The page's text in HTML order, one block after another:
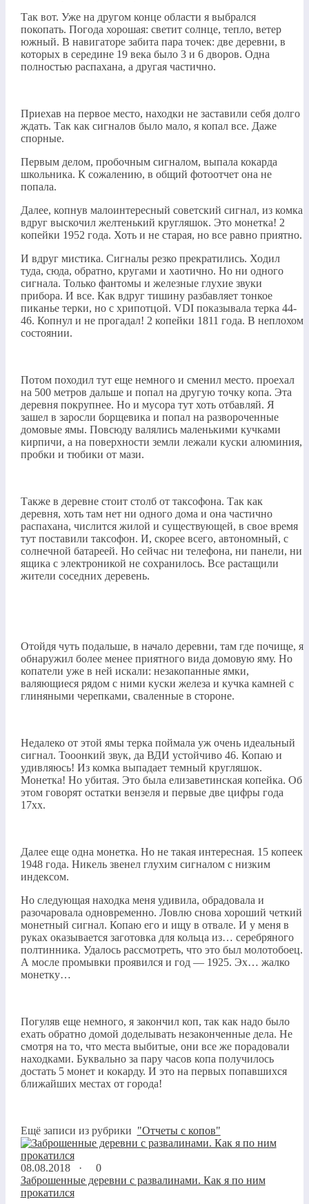
Так вот. Уже на другом конце области я выбрался
покопать. Погода хорошая: светит солнце, тепло, ветер
южный. В навигаторе забита пара точек: две деревни, в
которых в середине 19 века было 3 и 6 дворов. Одна
полностью распахана, а другая частично.
Приехав на первое место, находки не заставили себя долго
ждать. Так как сигналов было мало, я копал все. Даже
спорные.
Первым делом, пробочным сигналом, выпала кокарда
школьника. К сожалению, в общий фотоотчет она не
попала.
Далее, копнув малоинтересный советский сигнал, из комка
вдруг выскочил желтенький кругляшок. Это монетка! 2
копейки 1952 года. Хоть и не старая, но все равно приятно.
И вдруг мистика. Сигналы резко прекратились. Ходил
туда, сюда, обратно, кругами и хаотично. Но ни одного
сигнала. Только фантомы и железные глухие звуки
прибора. И все. Как вдруг тишину разбавляет тонкое
пиканье терки, но с хрипотцой. VDI показывала терка 44-
46. Копнул и не прогадал! 2 копейки 1811 года. В неплохом
состоянии.
Потом походил тут еще немного и сменил место. проехал
на 500 метров дальше и попал на другую точку копа. Эта
деревня покрупнее. Но и мусора тут хоть отбавляй. Я
зашел в заросли борщевика и попал на развороченные
домовые ямы. Повсюду валялись маленькими кучками
кирпичи, а на поверхности земли лежали куски алюминия,
пробки и тюбики от мази.
Также в деревне стоит столб от таксофона. Так как
деревня, хоть там нет ни одного дома и она частично
распахана, числится жилой и существующей, в свое время
тут поставили таксофон. И, скорее всего, автономный, с
солнечной батареей. Но сейчас ни телефона, ни панели, ни
ящика с электроникой не сохранилось. Все растащили
жители соседних деревень.
Отойдя чуть подальше, в начало деревни, там где почище, я
обнаружил более менее приятного вида домовую яму. Но
копатели уже в ней искали: незакопанные ямки,
валяющиеся рядом с ними куски железа и кучка камней с
глиняными черепками, сваленные в стороне.
Недалеко от этой ямы терка поймала уж очень идеальный
сигнал. Тооонкий звук, да ВДИ устойчиво 46. Копаю и
удивляюсь! Из комка выпадает темный кругляшок.
Монетка! Но убитая. Это была елизаветинская копейка. Об
этом говорят остатки вензеля и первые две цифры года
17хх.
Далее еще одна монетка. Но не такая интересная. 15 копеек
1948 года. Никель звенел глухим сигналом с низким
индексом.
Но следующая находка меня удивила, обрадовала и
разочаровала одновременно. Ловлю снова хороший четкий
монетный сигнал. Копаю его и ищу в отвале. И у меня в
руках оказывается заготовка для кольца из… серебряного
полтинника. Удалось рассмотреть, что это был молотобоец.
А мосле промывки проявился и год — 1925. Эх… жалко
монетку…
Погуляв еще немного, я закончил коп, так как надо было
ехать обратно домой доделывать незаконченные дела. Не
смотря на то, что места выбитые, они все же порадовали
находками. Буквально за пару часов копа получилось
достать 5 монет и кокарду. И это на первых попавшихся
ближайших местах от города!
Ещё записи из рубрики "Отчеты с копов"
08.08.2018 ·
0
Заброшенные деревни с развалинами. Как я по ним
прокатился